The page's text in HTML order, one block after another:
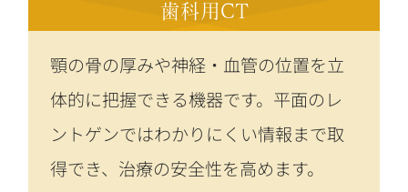
歯科用CT
顎の骨の厚みや神経・血管の位置を立
体的に把握できる機器です。平面のレ
ントゲンではわかりにくい情報まで取
得でき、治療の安全性を高めます。